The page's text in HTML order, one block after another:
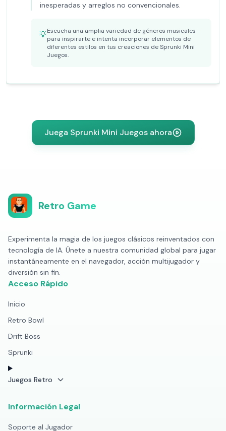
inesperadas y arreglos no convencionales.
💡Escucha una amplia variedad de géneros musicales
para inspirarte e intenta incorporar elementos de
diferentes estilos en tus creaciones de Sprunki Mini
Juegos.
Juega Sprunki Mini Juegos ahora
Retro Game
Experimenta la magia de los juegos clásicos reinventados con
tecnología de IA. Únete a nuestra comunidad global para jugar
instantáneamente en el navegador, acción multijugador y
diversión sin fin.
Acceso Rápido
Inicio
Retro Bowl
Drift Boss
Sprunki
Juegos Retro
Información Legal
Soporte al Jugador